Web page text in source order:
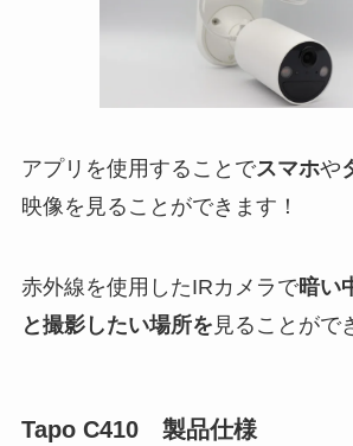
アプリを使用することでスマホや
映像を見ることができます！
赤外線を使用したIRカメラで暗い
と撮影したい場所を 見ることがで
Tapo C410 製品仕様